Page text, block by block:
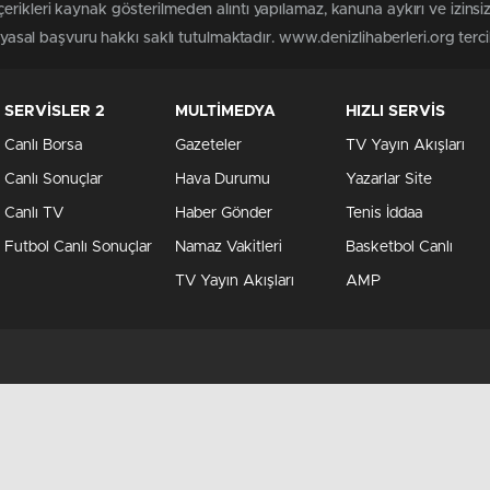
kaynak gösterilmeden alıntı yapılamaz, kanuna aykırı ve
başvuru hakkı saklı tutulmaktadır. www.denizlihaberleri.org
SERVİSLER 2
Canlı Borsa
Canlı Sonuçlar
Canlı TV
Futbol Canlı Sonuçlar
MULTİMEDYA
Gazeteler
Hava Durumu
Haber Gönder
Namaz Vakitleri
TV Yayın Akışları
HIZLI SERVİS
TV Yayın Akışları
Yazarlar Site
Tenis İddaa
Basketbol Canlı
AMP